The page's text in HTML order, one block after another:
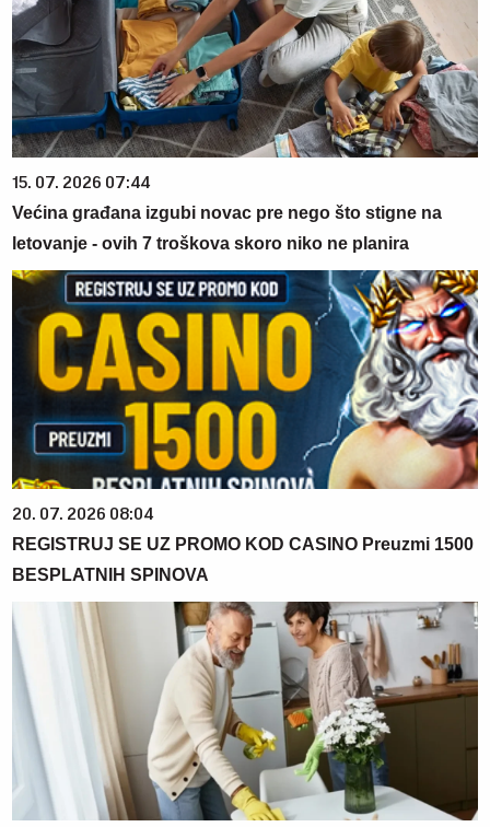
15. 07. 2026 07:44
Većina građana izgubi novac pre nego što stigne na
letovanje - ovih 7 troškova skoro niko ne planira
20. 07. 2026 08:04
REGISTRUJ SE UZ PROMO KOD CASINO Preuzmi 1500
BESPLATNIH SPINOVA